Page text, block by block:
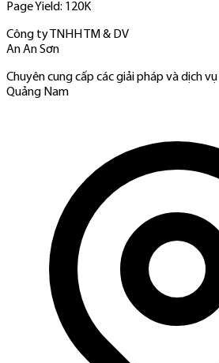
Page Yield: 120K
Công ty TNHH TM & DV
An An Sơn
Chuyên cung cấp các giải pháp và dịch
Quảng Nam